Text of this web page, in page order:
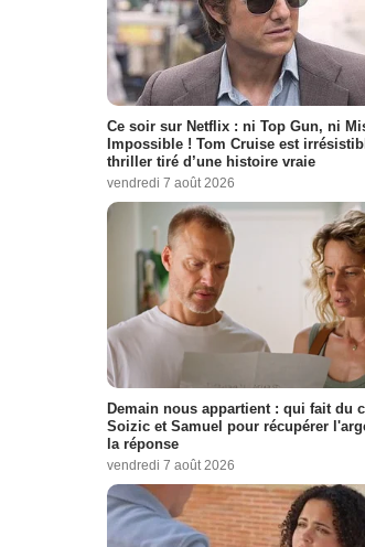
Ce soir sur Netflix : ni Top Gun, ni
Impossible ! Tom Cruise est
thriller tiré d’une histoire vraie
vendredi 7 août 2026
Demain nous appartient : qui fait du
Soizic et Samuel pour récupérer
la réponse
vendredi 7 août 2026